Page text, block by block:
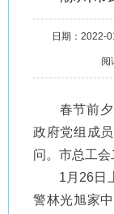
日期： 2022-
阅
春节前夕
政府党组成
问。市总工会
1月26日上
警林光旭家